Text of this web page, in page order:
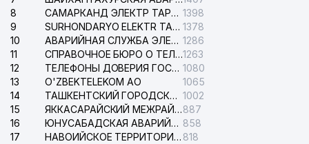
8
САМАРКАНД ЭЛЕКТР ТАРМОКЛАРИ АО 1398
9
SURHONDARYO ELEKTR TARMOKLARI АО 1378
10
АВАРИЙНАЯ СЛУЖБА ЭЛЕКТРОСЕТИ ТАШКЕНТСКОГО РАЙОНА 1286
11
СПРАВОЧНОЕ БЮРО О ТЕЛЕФОНАХ ОРГАНИЗАЦИЙ г. ТАШКЕНТА1263
12
ТЕЛЕФОНЫ ДОВЕРИЯ ГОСУДАРСТВЕННОГО ЦЕНТРА ТЕСТИРОВАНИЯ 1080
13
O'ZBEKTELEKOM АО
1065
14
ТАШКЕНТСКИЙ ГОРОДСКОЙ СУД ПО ГРАЖДАНСКИМ ДЕЛАМ 1002
15
ЯККАСАРАЙСКИЙ МЕЖРАЙОННЫЙ СУД ПО ГРАЖДАНСКИМ ДЕЛАМ887
16
ЮНУСАБАДСКАЯ АВАРИЙНАЯ СЛУЖБА ЭЛЕКТРОСЕТИ 858
17
НАВОИЙСКОЕ ТЕРРИТОРИАЛЬНОЕ ПРЕДПРИЯТИЕ ЭЛЕКТРОСЕТИ АО 818